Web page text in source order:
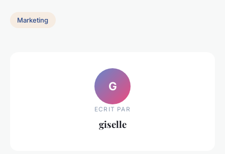
Marketing
G
ECRIT PAR
giselle